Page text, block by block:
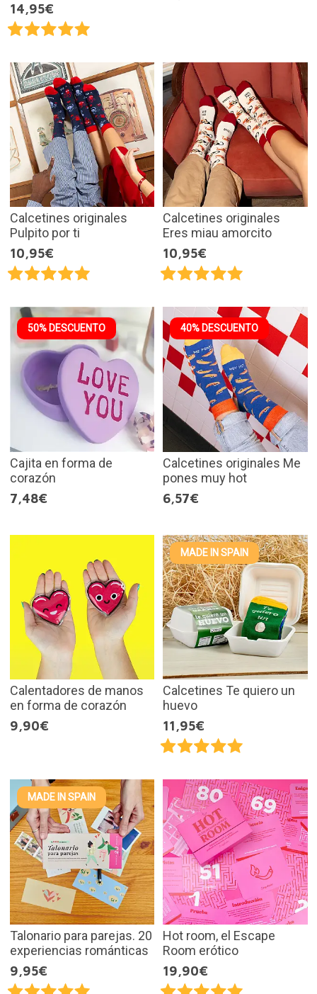
14,95€
Calcetines originales
Pulpito por ti
10,95€
Calcetines originales
Eres miau amorcito
10,95€
50% DESCUENTO
Cajita en forma de
corazón
7,48€
40% DESCUENTO
Calcetines originales Me
pones muy hot
6,57€
Calentadores de manos
en forma de corazón
9,90€
MADE IN SPAIN
Calcetines Te quiero un
huevo
11,95€
MADE IN SPAIN
Talonario para parejas. 20
experiencias románticas
9,95€
Hot room, el Escape
Room erótico
19,90€